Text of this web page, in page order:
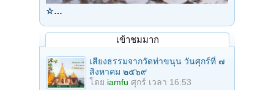
☆…
เข้าชมมาก
เสียงธรรมจากวัดท่าขนุน วันศุกร์ที่ ๗
สิงหาคม ๒๕๖๙
โดย iamfu ศุกร์ เวลา 16:53